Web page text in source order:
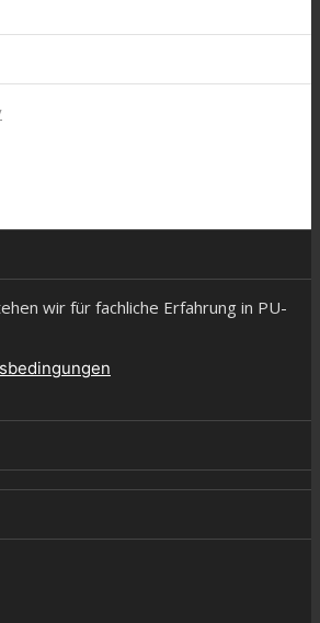
wir für fachliche Erfahrung in PU-